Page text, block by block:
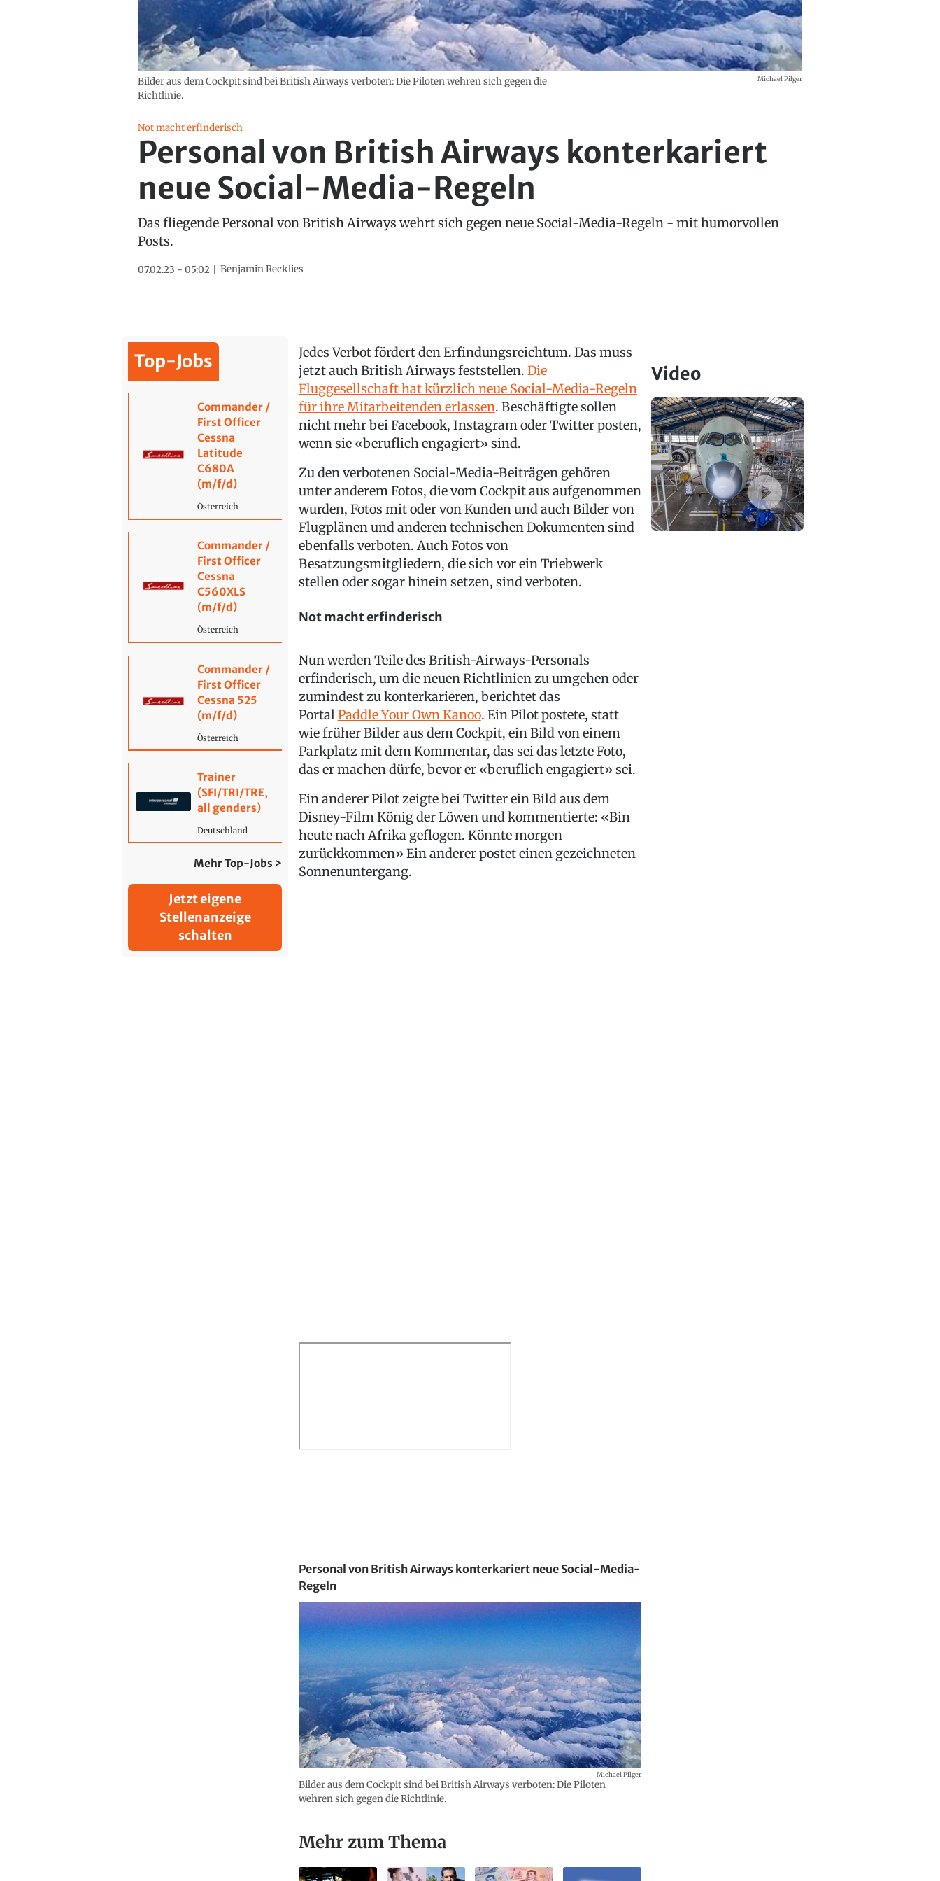
Bilder aus dem Cockpit sind bei British Airways verboten: Die Piloten wehren sich gegen die
Richtlinie.
Michael Pilger
Not macht erfinderisch
Personal von British Airways konterkariert
neue Social-Media-Regeln
Das fliegende Personal von British Airways wehrt sich gegen neue Social-Media-Regeln - mit humorvollen
Posts.
07.02.23 - 05:02 Benjamin Recklies
Top-Jobs
Commander /
First Officer
Cessna
Latitude
C680A
(m/f/d)
Österreich
Commander /
First Officer
Cessna
C560XLS
(m/f/d)
Österreich
Commander /
First Officer
Cessna 525
(m/f/d)
Österreich
Trainer
(SFI/TRI/TRE,
all genders)
Deutschland
Mehr Top-Jobs >
Jetzt eigene
Stellenanzeige
schalten
Jedes Verbot fördert den Erfindungsreichtum. Das muss
jetzt auch British Airways feststellen. Die
Fluggesellschaft hat kürzlich neue Social-Media-Regeln
für ihre Mitarbeitenden erlassen. Beschäftigte sollen
nicht mehr bei Facebook, Instagram oder Twitter posten,
wenn sie «beruflich engagiert» sind.
Zu den verbotenen Social-Media-Beiträgen gehören
unter anderem Fotos, die vom Cockpit aus aufgenommen
wurden, Fotos mit oder von Kunden und auch Bilder von
Flugplänen und anderen technischen Dokumenten sind
ebenfalls verboten. Auch Fotos von
Besatzungsmitgliedern, die sich vor ein Triebwerk
stellen oder sogar hinein setzen, sind verboten.
Not macht erfinderisch
Nun werden Teile des British-Airways-Personals
erfinderisch, um die neuen Richtlinien zu umgehen oder
zumindest zu konterkarieren, berichtet das
PortalPaddle Your Own Kanoo. Ein Pilot postete, statt
wie früher Bilder aus dem Cockpit, ein Bild von einem
Parkplatz mit dem Kommentar, das sei das letzte Foto,
das er machen dürfe, bevor er «beruflich engagiert» sei.
Ein anderer Pilot zeigte bei Twitter ein Bild aus dem
Disney-Film König der Löwen und kommentierte: «Bin
heute nach Afrika geflogen. Könnte morgen
zurückkommen» Ein anderer postet einen gezeichneten
Sonnenuntergang.
Personal von British Airways konterkariert neue Social-Media-
Regeln
Bilder aus dem Cockpit sind bei British Airways verboten: Die Piloten
wehren sich gegen die Richtlinie.
Michael Pilger
Mehr zum Thema
Video